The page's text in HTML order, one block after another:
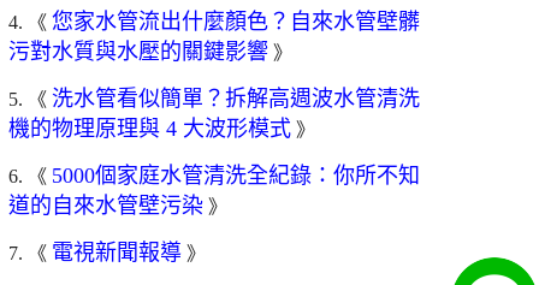
4. 《 您家水管流出什麼顏色？自來水管壁髒
污對水質與水壓的關鍵影響 》
5. 《 洗水管看似簡單？拆解高週波水管清洗
機的物理原理與 4 大波形模式 》
6. 《 5000個家庭水管清洗全紀錄：你所不知
道的自來水管壁污染 》
7. 《 電視新聞報導 》